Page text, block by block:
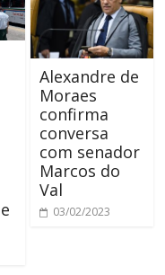
Alexandre de
Moraes
confirma
conversa
com senador
Marcos do
Val
03/02/2023